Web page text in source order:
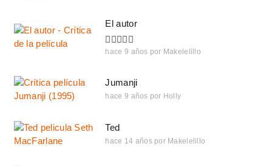
El autor
hace 9 años por Makelelillo
Jumanji
hace 9 años por Holly
Ted
hace 14 años por Makelelillo